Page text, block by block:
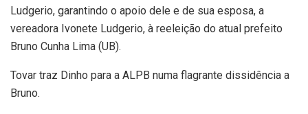
Ludgerio, garantindo o apoio dele e de sua esposa, a
vereadora Ivonete Ludgerio, à reeleição do atual prefeito
Bruno Cunha Lima (UB).
Tovar traz Dinho para a ALPB numa flagrante dissidência a
Bruno.